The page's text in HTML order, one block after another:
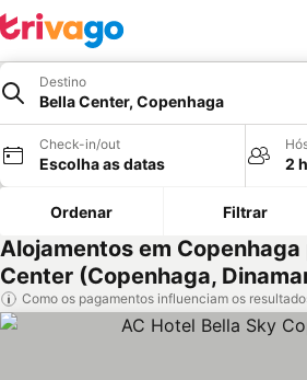
Destino
Bella Center, Copenhaga
Check-in/out
Escolha as datas 2
Ordenar Filtrar
Alojamentos em
Center (Copenhaga,
Como os pagamentos influenciam os